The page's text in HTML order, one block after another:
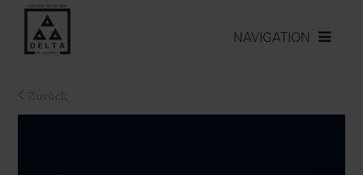
NAVIGATION